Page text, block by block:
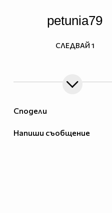
Сподели
Напиши съобщение
petunia79
СЛЕДВАЙ 1